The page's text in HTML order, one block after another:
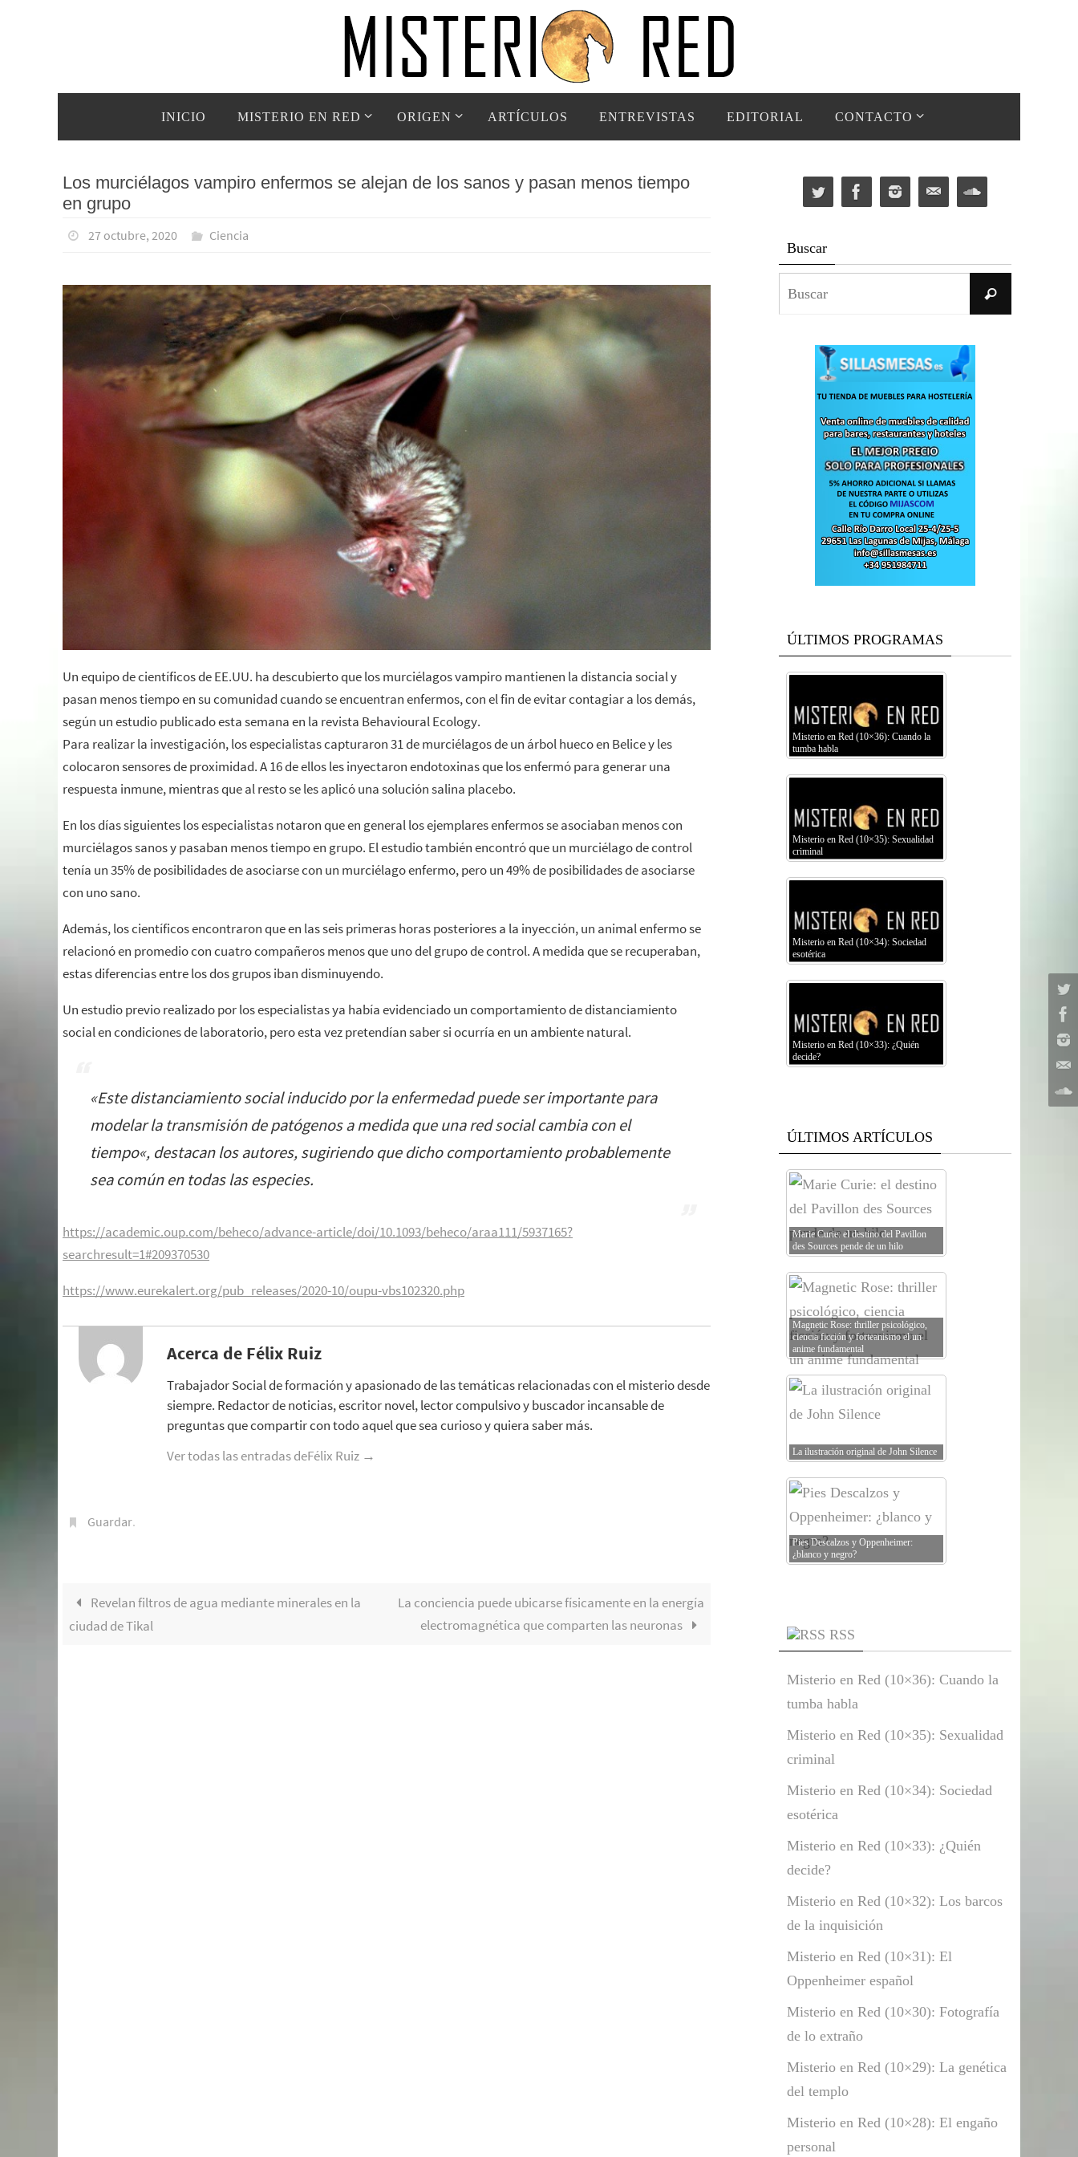
contenido
INICIO MISTERIO EN RED ORIGEN ARTÍCULOS ENTREVISTAS EDITORIAL CONTACTO
Los murciélagos vampiro enfermos se alejan de los sanos y pasan menos tiempo
en grupo
27 octubre, 2020 Ciencia
Un equipo de científicos de EE.UU. ha descubierto que los murciélagos vampiro mantienen la distancia social y
pasan menos tiempo en su comunidad cuando se encuentran enfermos, con el fin de evitar contagiar a los demás,
según un estudio publicado esta semana en la revista Behavioural Ecology.
Para realizar la investigación, los especialistas capturaron 31 de murciélagos de un árbol hueco en Belice y les
colocaron sensores de proximidad. A 16 de ellos les inyectaron endotoxinas que los enfermó para generar una
respuesta inmune, mientras que al resto se les aplicó una solución salina placebo.
En los días siguientes los especialistas notaron que en general los ejemplares enfermos se asociaban menos con
murciélagos sanos y pasaban menos tiempo en grupo. El estudio también encontró que un murciélago de control
tenía un 35% de posibilidades de asociarse con un murciélago enfermo, pero un 49% de posibilidades de asociarse
con uno sano.
Además, los científicos encontraron que en las seis primeras horas posteriores a la inyección, un animal enfermo se
relacionó en promedio con cuatro compañeros menos que uno del grupo de control. A medida que se recuperaban,
estas diferencias entre los dos grupos iban disminuyendo.
Un estudio previo realizado por los especialistas ya había evidenciado un comportamiento de distanciamiento
social en condiciones de laboratorio, pero esta vez pretendían saber si ocurría en un ambiente natural.
«Este distanciamiento social inducido por la enfermedad puede ser importante para
modelar la transmisión de patógenos a medida que una red social cambia con el
tiempo«, destacan los autores, sugiriendo que dicho comportamiento probablemente
sea común en todas las especies.
https://academic.oup.com/beheco/advance-article/doi/10.1093/beheco/araa111/5937165?
searchresult=1#209370530
https://www.eurekalert.org/pub_releases/2020-10/oupu-vbs102320.php
Acerca de Félix Ruiz
Trabajador Social de formación y apasionado de las temáticas relacionadas con el misterio desde
siempre. Redactor de noticias, escritor novel, lector compulsivo y buscador incansable de
preguntas que compartir con todo aquel que sea curioso y quiera saber más.
Ver todas las entradas deFélix Ruiz →
Guardar.
Revelan filtros de agua mediante minerales en la
ciudad de Tikal
La conciencia puede ubicarse físicamente en la energía
electromagnética que comparten las neuronas
Buscar
Buscar
ÚLTIMOS PROGRAMAS
Misterio en Red (10×36): Cuando la
tumba habla
Misterio en Red (10×35): Sexualidad
criminal
Misterio en Red (10×34): Sociedad
esotérica
Misterio en Red (10×33): ¿Quién
decide?
ÚLTIMOS ARTÍCULOS
Marie Curie: el destino del Pavillon
des Sources pende de un hilo
Magnetic Rose: thriller psicológico,
ciencia ficción y forteanismo el un
anime fundamental
La ilustración original de John Silence
Pies Descalzos y Oppenheimer:
¿blanco y negro?
RSS
Misterio en Red (10×36): Cuando la
tumba habla
Misterio en Red (10×35): Sexualidad
criminal
Misterio en Red (10×34): Sociedad
esotérica
Misterio en Red (10×33): ¿Quién
decide?
Misterio en Red (10×32): Los barcos
de la inquisición
Misterio en Red (10×31): El
Oppenheimer español
Misterio en Red (10×30): Fotografía
de lo extraño
Misterio en Red (10×29): La genética
del templo
Misterio en Red (10×28): El engaño
personal